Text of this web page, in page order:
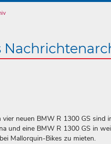
vier neuen BMW R 1300 GS sind
und eine BMW R 1300 GS in
Mallorquin-Bikes zu mieten.